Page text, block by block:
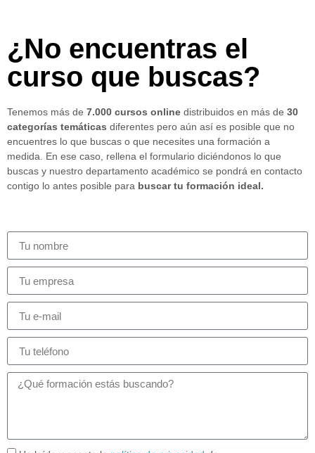
¿No encuentras el
curso que buscas?
Tenemos más de 7.000 cursos online distribuidos en más de 30
categorías temáticas diferentes pero aún así es posible que no
encuentres lo que buscas o que necesites una formación a
medida. En ese caso, rellena el formulario diciéndonos lo que
buscas y nuestro departamento académico se pondrá en contacto
contigo lo antes posible para buscar tu formación ideal.